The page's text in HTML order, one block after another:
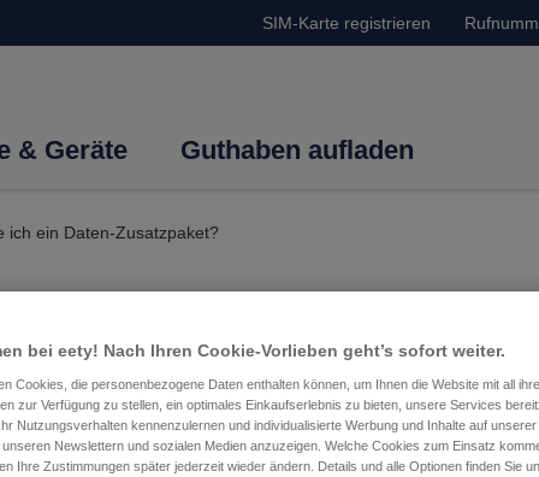
SIM-Karte registrieren
& Geräte Guthaben aufladen
ich ein Daten-Zusatzpaket?
GB. Wie aktiviere ich
bei eety! Nach Ihren Cookie-Vorlieben geht’s sofort weiter.
Cookies, die personenbezogene Daten enthalten können, um Ihnen die Website mit all
zur Verfügung zu stellen, ein optimales Einkaufserlebnis zu bieten, unsere Services
Nutzungsverhalten kennenzulernen und individualisierte Werbung und Inhalte auf
unseren Newslettern und sozialen Medien anzuzeigen. Welche Cookies zum Einsatz
Ihre Zustimmungen später jederzeit wieder ändern. Details und alle Optionen finden Sie